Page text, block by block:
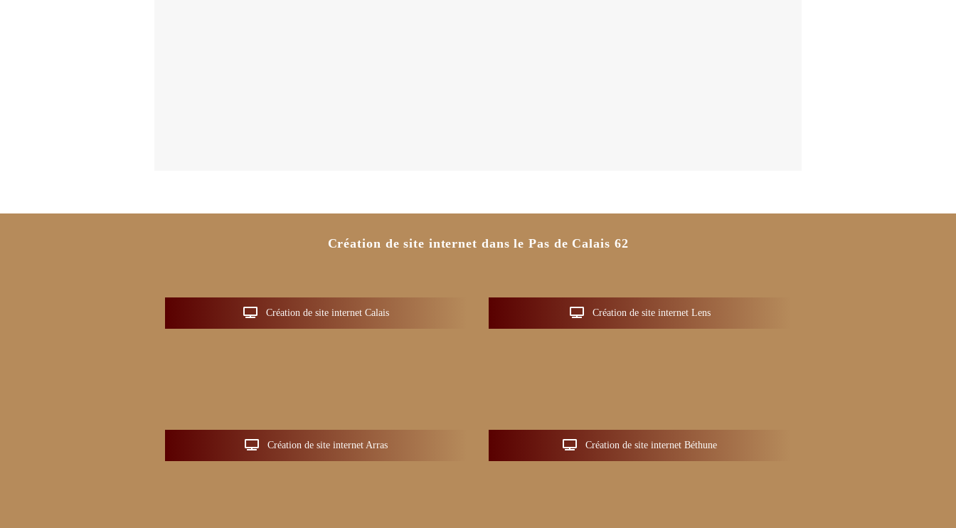
Création de site internet dans le Pas de Calais 62
Création de site internet Calais Création de site internet Lens
Création de site internet Arras Création de site internet Béthune